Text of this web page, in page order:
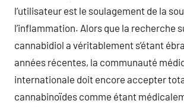
l’utilisateur est le soulagement de la
l’inflammation. Alors que la recherche
cannabidiol a véritablement s’étant
années récentes, la communauté
internationale doit encore accepter
cannabinoïdes comme étant